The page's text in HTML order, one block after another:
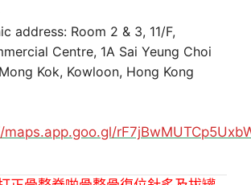
address: Room 2 & 3, 11/F,
Centre, 1A Sai Yeung Choi
Kok, Kowloon, Hong Kong